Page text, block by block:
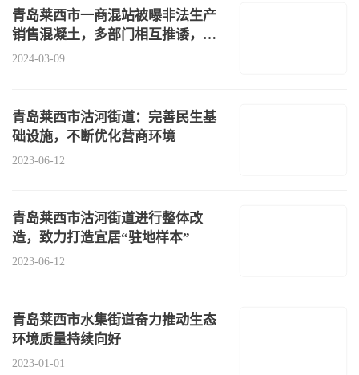
青岛莱西市一商混站被曝非法生产
销售混凝土，多部门相互推诿，无
人监管
2024-03-09
青岛莱西市沽河街道：完善民生基
础设施，不断优化营商环境
2023-06-12
青岛莱西市沽河街道进行整体改
造，致力打造宜居“驻地样本”
2023-06-12
青岛莱西市水集街道奋力推动生态
环境质量持续向好
2023-01-01